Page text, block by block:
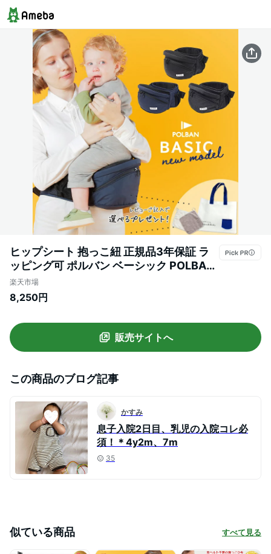
ヒップシート 抱っこ紐 正規品3年保証 ラ
ッピング可 ポルバン ベーシック POLBAN
ヒップシート 最新モデル ベビーキャリア
抱っこひも ウエストポーチ 腰抱っこ 対面
ュラルリビング】
楽天市場
8,250円
販売サイトへ
この商品のブログ記事
かすみ
息子入院2日目、乳児の入院コレ必
須！＊4y2m、7m
35
似ている商品 すべて見る